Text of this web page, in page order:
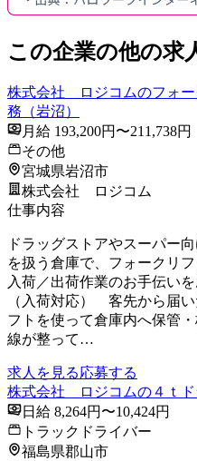
この企業の他の求
株式会社 ロジコムのフォ
務（岩沼）
月給 193,200円〜211,738円
その他
宮城県岩沼市
株式会社 ロジコム
仕事内容
ドラッグストアやスーパー
を扱う倉庫で、フォークリ
入荷／出荷作業のお手伝
（入荷対応） 客先から届
フトを使って倉庫内へ保管
線が整って…
求人を見る応募する
株式会社 ロジコムの４ｔド
日給 8,264円〜10,424円
トラックドライバー
福島県郡山市